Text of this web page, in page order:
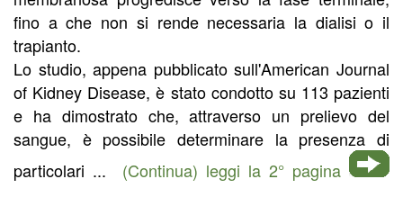
fino a che non si rende necessaria la dialisi o il
trapianto.
Lo studio, appena pubblicato sull'American Journal
of Kidney Disease, è stato condotto su 113 pazienti
e ha dimostrato che, attraverso un prelievo del
sangue, è possibile determinare la presenza di
particolari ... (Continua) leggi la 2° pagina